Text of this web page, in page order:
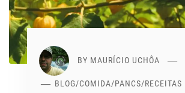
BY MAURÍCIO UCHÔA
BLOG/COMIDA/PANCS/RECEITAS